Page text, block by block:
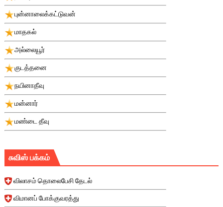
புன்னாலைக்கட்டுவன்
மாதகல்
அல்லையூர்
குடத்தனை
நயினாதீவு
மன்னார்
மண்டை தீவு
சுவிஸ் பக்கம்
விலாசம் தொலைபேசி தேடல்
விமானப் போக்குவரத்து